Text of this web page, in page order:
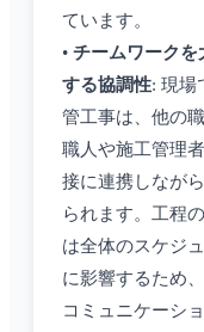
ています。
• チームワークを
する協調性: 現場
管工事は、他の
職人や施工管理
接に連携しなが
られます。工程
は全体のスケジ
に影響するため
コミュニケーシ